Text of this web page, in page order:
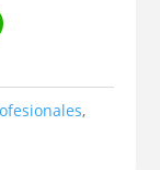
,